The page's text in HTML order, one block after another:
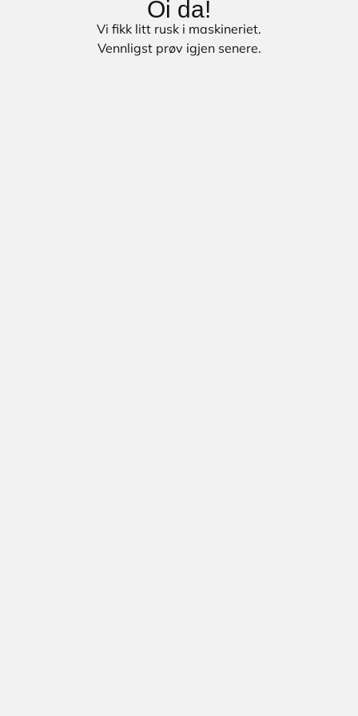
Oi da!
Vi fikk litt rusk i maskineriet.
Vennligst prøv igjen senere.